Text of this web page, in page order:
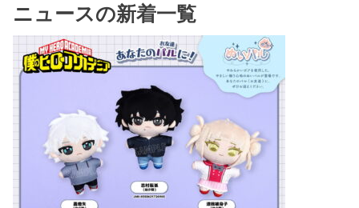
ニュースの新着一覧